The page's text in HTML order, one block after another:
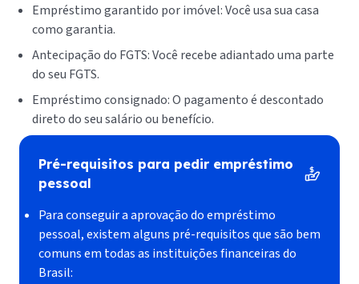
Empréstimo garantido por imóvel: Você usa sua casa
como garantia.
Antecipação do FGTS: Você recebe adiantado uma parte
do seu FGTS.
Empréstimo consignado: O pagamento é descontado
direto do seu salário ou benefício.
Pré-requisitos para pedir empréstimo
pessoal
Para conseguir a aprovação do empréstimo
pessoal, existem alguns pré-requisitos que são bem
comuns em todas as instituições financeiras do
Brasil: